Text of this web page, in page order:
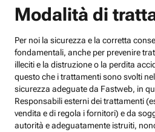
Modalità di
Per noi la sicurezza e la corretta
fondamentali, anche per prevenire
illeciti e la distruzione o la perdita
questo che i trattamenti sono svolti
sicurezza adeguate da Fastweb, in
Responsabili esterni dei trattamenti
vendita e di regola i fornitori) e da
autorità e adeguatamente istruiti,